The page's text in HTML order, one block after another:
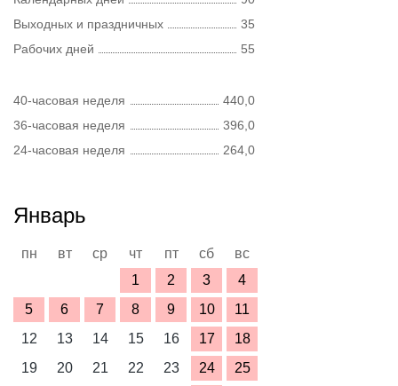
Выходных и праздничных
35
Рабочих дней
55
40-часовая неделя
440,0
36-часовая неделя
396,0
24-часовая неделя
264,0
Январь
пн вт ср чт пт сб
вс
1
2 3
4
5
6 7 8 9 10
11
12
13 14 15 16 17
18
19
20 21 22 23 24
25